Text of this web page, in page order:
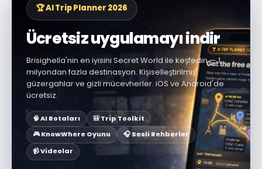
🏆 AI Trip Planner 2026
Ücretsiz uygulamayı indir
Brisighella'nin en iyisini Secret World ile keşfedin — 1
milyondan fazla destinasyon. Kişiselleştirilmiş
güzergahlar ve gizli mücevherler. iOS ve Android'de
ücretsiz.
🧠 AI Rotaları
🎒 Trip Toolkit
🎮 KnowWhere Oyunu
🎧 Sesli Rehberler
📹 Videolar